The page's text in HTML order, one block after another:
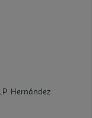
Hernández